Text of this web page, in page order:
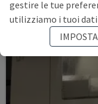
gestire le tue
utilizziamo i tuoi